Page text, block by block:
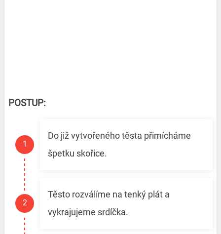
POSTUP:
Do již vytvořeného těsta přimícháme
špetku skořice.
Těsto rozválíme na tenký plát a
vykrajujeme srdíčka.